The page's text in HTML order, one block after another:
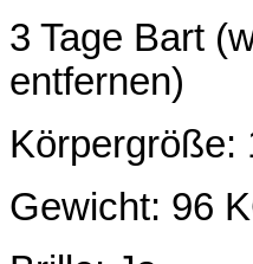
3 Tage Bart
entfernen)
Körpergröße:
Gewicht: 96